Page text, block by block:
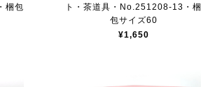
梱包
ト・茶道具・No.251208-13・梱
包サイズ60
¥1,650